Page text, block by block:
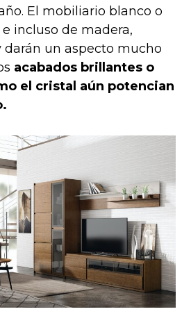
El mobiliario blanco o
incluso de madera,
darán un aspecto mucho
acabados brillantes o
el cristal aún potencian